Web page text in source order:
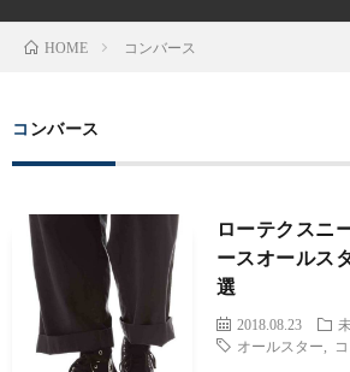
HOME コンバース
コンバース
ローテクスニ
ースオールス
選
2018.08.23
オールスター